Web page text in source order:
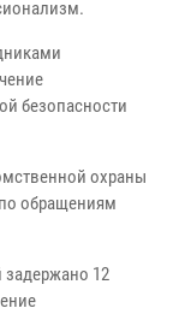
безопасности
охраны
обращениям
12